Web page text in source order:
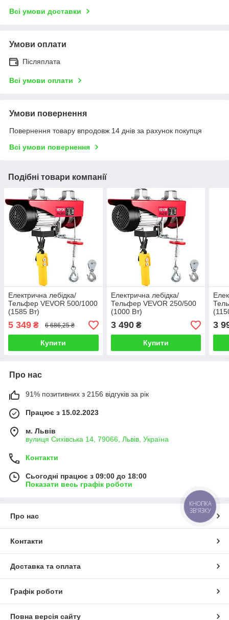
Всі умови доставки
Умови оплати
Післяплата
Всі умови оплати
Умови повернення
Повернення товару впродовж 14 днів за рахунок покупця
Всі умови повернення
Подібні товари компанії
Електрична лебідка/
Тельфер VEVOR 500/1000
(1585 Вт)
5 349 ₴ 6 686,25 ₴
Купити
Електрична лебідка/
Тельфер VEVOR 250/500
(1000 Вт)
3 490₴
Купити
3
Про нас
91% позитивних з 2156 відгуків за рік
Працює з 15.02.2023
м. Львів
вулиця Сихівська 14, 79066, Львів, Україна
Контакти
Сьогодні працює з 09:00 до 18:00
Показати весь графік роботи
Про нас
Контакти
Доставка та оплата
Графік роботи
Повна версія сайту
КНОПКА
ЗВ'ЯЗКУ